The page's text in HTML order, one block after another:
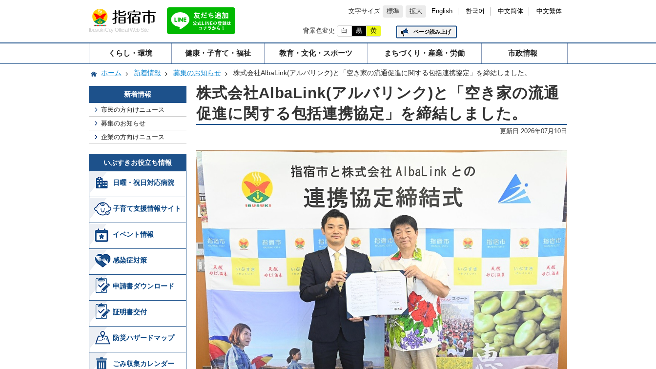
文字サイズ 標準 拡大 English 한국어 中文简体 中文繁体
Ibusuki City Official Web Site 背景色変更 白 黒 黄 ページ読み上げ
くらし・環境 健康・子育て・福祉 教育・文化・スポーツ まちづくり・産業・労働 市政情報
ホーム 新着情報 募集のお知らせ 株式会社AlbaLink(アルバリンク)と「空き家の流通促進に関する包括連携協定」を締結しました。
新着情報
市民の方向けニュース
募集のお知らせ
企業の方向けニュース
いぶすきお役立ち情報
日曜・祝日対応病院
子育て支援情報サイト
イベント情報
感染症対策
申請書ダウンロード
証明書交付
防災ハザードマップ
ごみ収集カレンダー
株式会社AlbaLink(アルバリンク)と「空き家の流通
促進に関する包括連携協定」を締結しました。
更新日 2026年07月10日